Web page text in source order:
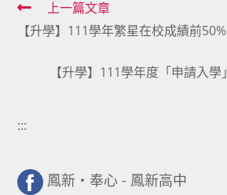
Read
more
articles
上一篇文章
【升學】111學年繁星在校成績前
【升學】111學年度「申請入
:::
鳳新・奉心 - 鳳新高中